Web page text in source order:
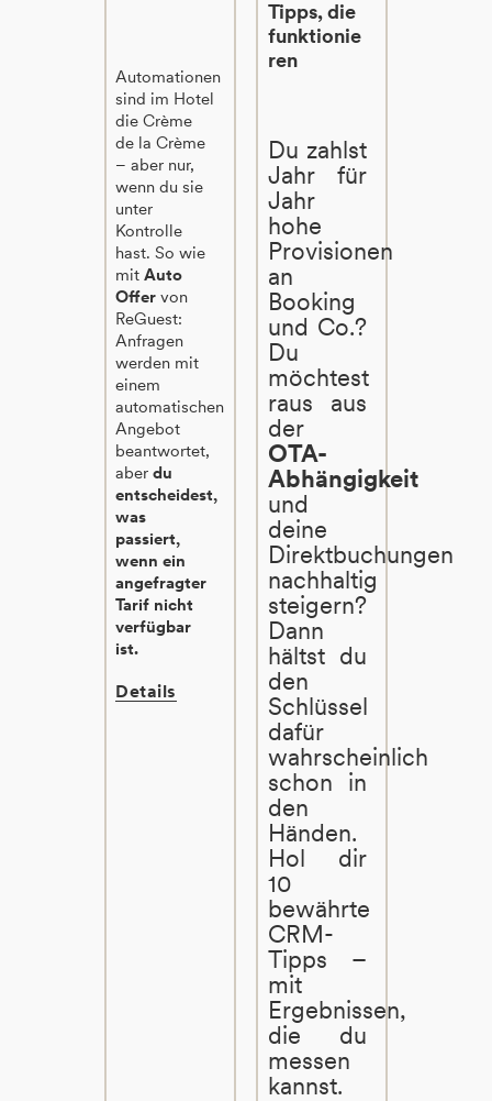
Automationen
sind im Hotel
die Crème
de la Crème
– aber nur,
wenn du sie
unter
Kontrolle
hast. So wie
mitAuto
Offer von
ReGuest:
Anfragen
werden mit
einem
automatischen
Angebot
beantwortet,
aberdu
entscheidest,
was
passiert,
wenn ein
angefragter
Tarif nicht
verfügbar
ist.
Details
Tipps, die
funktionie
ren
Du zahlst
Jahr für
Jahr
hohe
Provisionen
an
Booking
und Co.?
Du
möchtest
raus aus
der
OTA-
Abhängigkeit
und
deine
Direktbuchungen
nachhaltig
steigern?
Dann
hältst du
den
Schlüssel
dafür
wahrscheinlich
schon in
den
Händen.
Hol dir
10
bewährte
CRM-
Tipps –
mit
Ergebnissen,
die du
messen
kannst.